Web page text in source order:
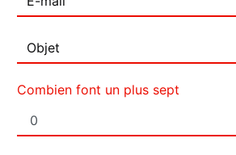
Combien font un plus sept